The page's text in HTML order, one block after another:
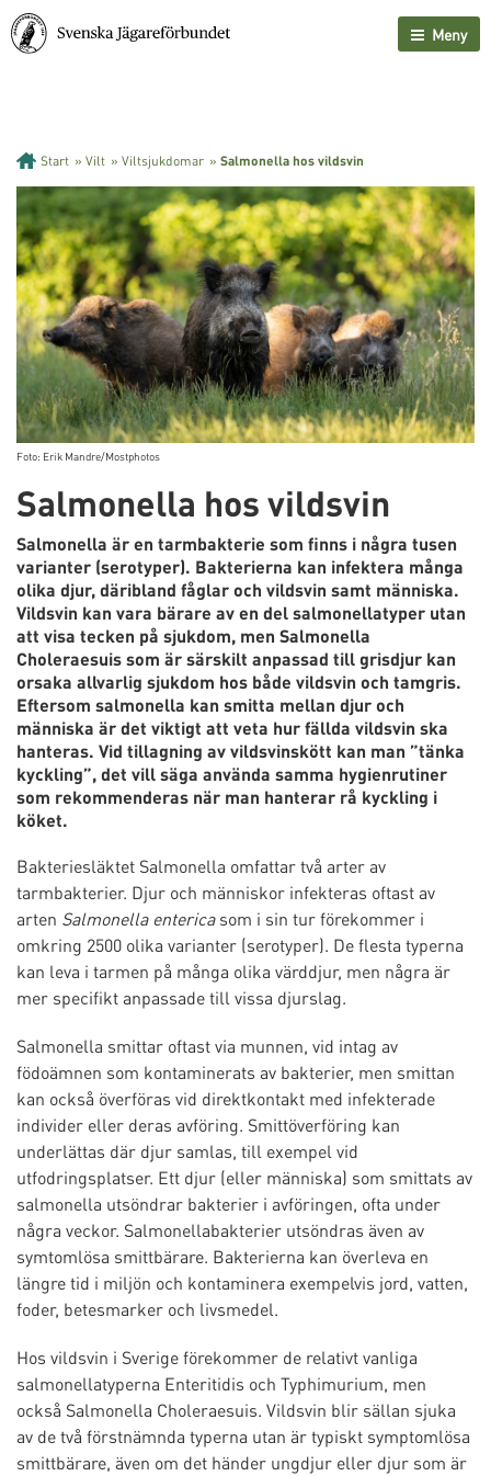
Meny
Start » Vilt » Viltsjukdomar » Salmonella hos vildsvin
Foto: Erik Mandre/Mostphotos
Salmonella hos vildsvin
Salmonella är en tarmbakterie som finns i några tusen
varianter (serotyper). Bakterierna kan infektera många
olika djur, däribland fåglar och vildsvin samt människa.
Vildsvin kan vara bärare av en del salmonellatyper utan
att visa tecken på sjukdom, men Salmonella
Choleraesuis som är särskilt anpassad till grisdjur kan
orsaka allvarlig sjukdom hos både vildsvin och tamgris.
Eftersom salmonella kan smitta mellan djur och
människa är det viktigt att veta hur fällda vildsvin ska
hanteras. Vid tillagning av vildsvinskött kan man ”tänka
kyckling”, det vill säga använda samma hygienrutiner
som rekommenderas när man hanterar rå kyckling i
köket.
Bakteriesläktet Salmonella omfattar två arter av
tarmbakterier. Djur och människor infekteras oftast av
arten Salmonella entericasom i sin tur förekommer i
omkring 2500 olika varianter (serotyper). De flesta typerna
kan leva i tarmen på många olika värddjur, men några är
mer specifikt anpassade till vissa djurslag.
Salmonella smittar oftast via munnen, vid intag av
födoämnen som kontaminerats av bakterier, men smittan
kan också överföras vid direktkontakt med infekterade
individer eller deras avföring. Smittöverföring kan
underlättas där djur samlas, till exempel vid
utfodringsplatser. Ett djur (eller människa) som smittats av
salmonella utsöndrar bakterier i avföringen, ofta under
några veckor. Salmonellabakterier utsöndras även av
symtomlösa smittbärare. Bakterierna kan överleva en
längre tid i miljön och kontaminera exempelvis jord, vatten,
foder, betesmarker och livsmedel.
Hos vildsvin i Sverige förekommer de relativt vanliga
salmonellatyperna Enteritidis och Typhimurium, men
också Salmonella Choleraesuis. Vildsvin blir sällan sjuka
av de två förstnämnda typerna utan är typiskt symptomlösa
smittbärare, även om det händer ungdjur eller djur som är